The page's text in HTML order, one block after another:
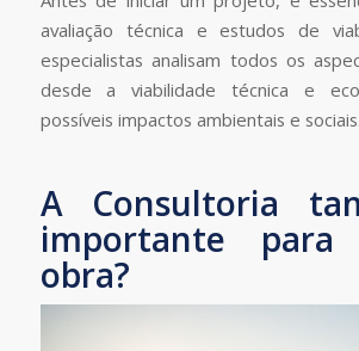
avaliação técnica e estudos de
especialistas analisam todos os
desde a viabilidade técnica e
possíveis impactos ambientais e sociais.
A Consultoria
importante
obra?